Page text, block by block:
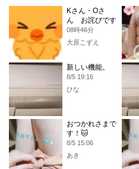
Kさん・Oさ
ん お詫びです
08時46分
大原こずえ
新しい機能。
8/5 19:16
ひな
おつかれさまで
す！🐱
8/5 15:06
あき